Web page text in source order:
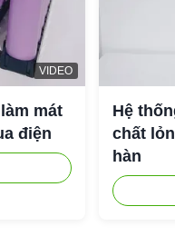
VIDEO
mát
điện
Hệ
chất
hàn